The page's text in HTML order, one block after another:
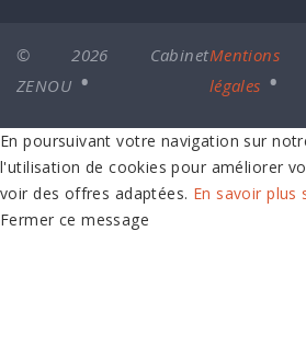
© 2026 Cabinet
ZENOU
Mentions
légales
En poursuivant votre navigation sur
l'utilisation de cookies pour améliorer
voir des offres adaptées. En savoir plus
Fermer ce message